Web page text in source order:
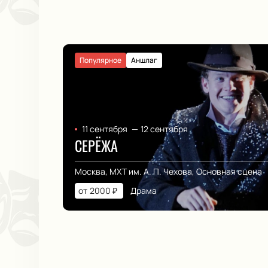
Популярное Аншлаг
11 сентября — 12 сентября
СЕРЁЖА
Москва, МХТ им. А. П. Чехова, Основная сцена
от 2000 ₽ Драма